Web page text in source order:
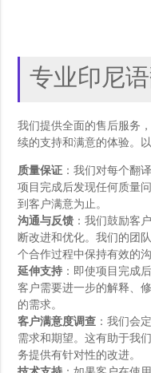
专业印尼
我们提供全面的售后服务
续的支持和满意的体验。
质量保证 ：我们对每个翻
项目完成后发现任何质量
到客户满意为止。
沟通与反馈 ：我们鼓励客
断改进和优化。我们的团
个合作过程中保持有效的沟
延伸支持 ：即使项目完成
客户需要进一步的解释、
的需求。
客户满意度调查 ：我们会
需求和期望。这有助于我
务提供有针对性的改进。